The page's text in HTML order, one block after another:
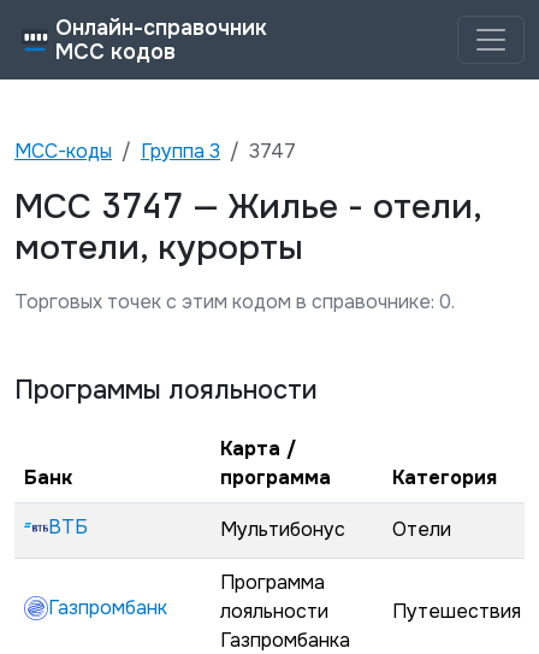
Онлайн-справочник
MCC кодов
MCC-коды Группа 3 3747
MCC 3747 — Жилье - отели,
мотели, курорты
Торговых точек с этим кодом в справочнике: 0.
Программы лояльности
Банк
Карта /
программа
Категория
ВТБ
Мультибонус Отели
Газпромбанк
Программа
лояльности
Газпромбанка
Путешествия